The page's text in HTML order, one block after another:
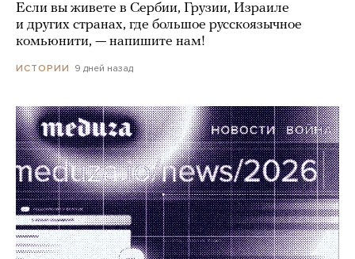
Если вы живете в Сербии, Грузии, Израиле
и других странах, где большое русскоязычное
комьюнити, — напишите нам!
ИСТОРИИ 9 дней назад